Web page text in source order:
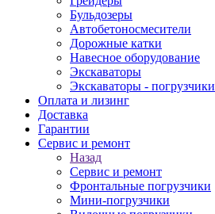
Бульдозеры
Автобетоносмесители
Дорожные катки
Навесное оборудование
Экскаваторы
Экскаваторы - погрузчики
Оплата и лизинг
Доставка
Гарантии
Сервис и ремонт
Назад
Сервис и ремонт
Фронтальные погрузчики
Мини-погрузчики